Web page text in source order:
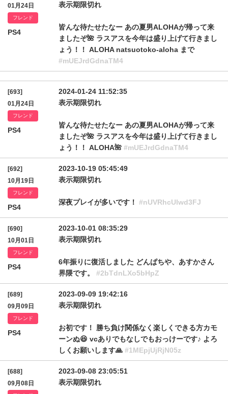
01月24日
フレンド
PS4
表示期限切れ
皆んな待たせたなー あの夏男ALOHAが帰って来
ましたぞ🌺 ラスアスを今年は盛り上げて行きまし
ょう！！ ALOHA natsuotoko-aloha まで
#mUEJrdGdnaTM4
[693]
01月24日
フレンド
PS4
2024-01-24 11:52:35
表示期限切れ
皆んな待たせたなー あの夏男ALOHAが帰って来
ましたぞ🌺 ラスアスを今年は盛り上げて行きまし
ょう！！ ALOHA🌺 #mUEJrdGdnaTM4
[692]
10月19日
フレンド
PS4
2023-10-19 05:45:49
表示期限切れ
深夜プレイが多いです！ #nUVRhcUlwd3FJ
[690]
10月01日
フレンド
PS4
2023-10-01 08:35:29
表示期限切れ
6年振りに復活しました どんぱちや、あすかさん
界隈です。 #2bTdnLXo5bHpZ
[689]
09月09日
フレンド
PS4
2023-09-09 19:42:16
表示期限切れ
お初です！ 勝ち負け関係なく楽しくできる方カモ
ーンぬ😆 vcありでもなしでもおっけーです♪ よろ
しくお願いします🙏 #1MEpjUjRjN05z
[688]
09月08日
2023-09-08 23:05:51
表示期限切れ